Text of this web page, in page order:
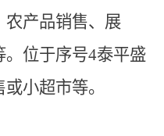
农产品销售、展
。位于序号4泰平盛
小超市等。